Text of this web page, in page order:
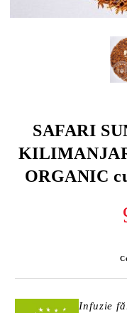
SAFARI
ORGANIC
Infuzie